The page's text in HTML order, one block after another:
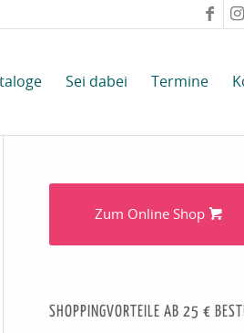
Sei dabei Termine
Zum Online Shop
SHOPPINGVORTEILE AB 25 €